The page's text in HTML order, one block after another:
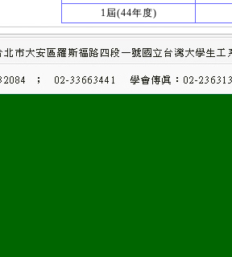
1屆(44年度)